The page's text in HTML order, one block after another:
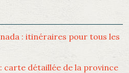
: itinéraires pour tous les
carte détaillée de la province